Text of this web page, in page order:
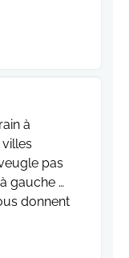
à
pas
gauche …
donnent